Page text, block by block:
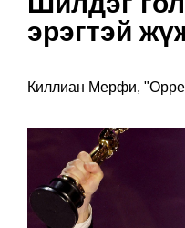
эрэгтэй
Киллиан Мерфи,